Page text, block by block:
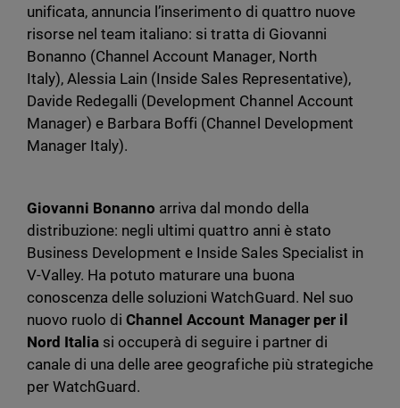
unificata, annuncia l’inserimento di quattro nuove
risorse nel team italiano: si tratta di Giovanni
Bonanno (Channel Account Manager, North
Italy), Alessia Lain (Inside Sales Representative),
Davide Redegalli (Development Channel Account
Manager) e Barbara Boffi (Channel Development
Manager Italy).
Giovanni Bonanno arriva dal mondo della
distribuzione: negli ultimi quattro anni è stato
Business Development e Inside Sales Specialist in
V-Valley. Ha potuto maturare una buona
conoscenza delle soluzioni WatchGuard. Nel suo
nuovo ruolo diChannel Account Manager per il
Nord Italia si occuperà di seguire i partner di
canale di una delle aree geografiche più strategiche
per WatchGuard.